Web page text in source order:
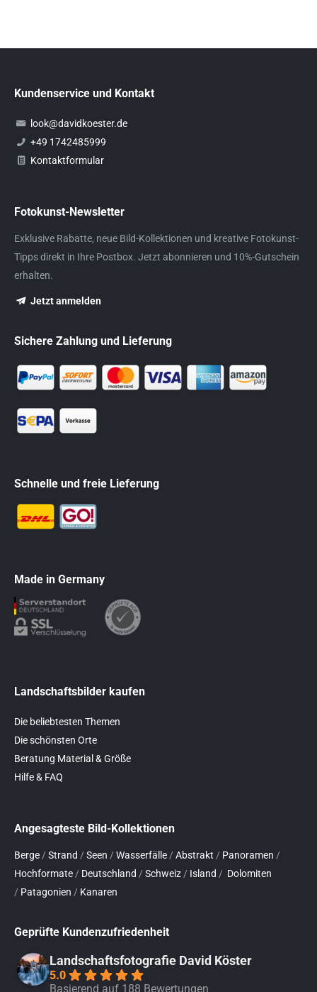
Kundenservice und Kontakt
look@davidkoester.de
+49 1742485999
Kontaktformular
Fotokunst-Newsletter
Exklusive Rabatte, neue Bild-Kollektionen und kreative Fotokunst-
Tipps direkt in Ihre Postbox. Jetzt abonnieren und 10%-Gutschein
erhalten.
Jetzt anmelden
Sichere Zahlung und Lieferung
Schnelle und freie Lieferung
Made in Germany
Landschaftsbilder kaufen
Die beliebtesten Themen
Die schönsten Orte
Beratung Material & Größe
Hilfe & FAQ
Angesagteste Bild-Kollektionen
Berge/ Strand / Seen / Wasserfälle/ Abstrakt / Panoramen /
Hochformate/ Deutschland / Schweiz/ Island / Dolomiten
/ Patagonien / Kanaren
Geprüfte Kundenzufriedenheit
Landschaftsfotografie David Köster
5.0
Basierend auf 188 Bewertungen